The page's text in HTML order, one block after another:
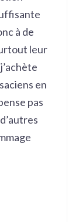
à de
leur
en
pas